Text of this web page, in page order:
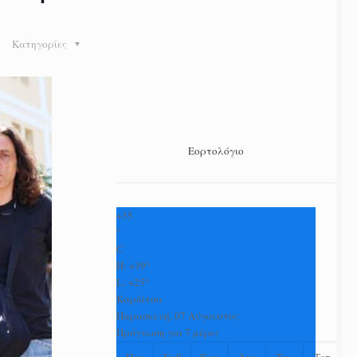
Κατηγορίες
Εορτολόγιο
+35
°
C
H:+39°
L:+25°
Καρδίτσα
Παρασκευή, 07 Αύγουστος
Πρόγνωση για 7 μέρες